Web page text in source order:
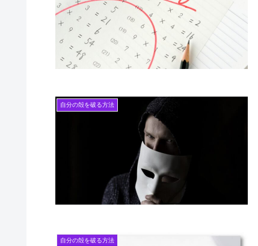
自分の殻を破る方法
自分の殻を破る方法